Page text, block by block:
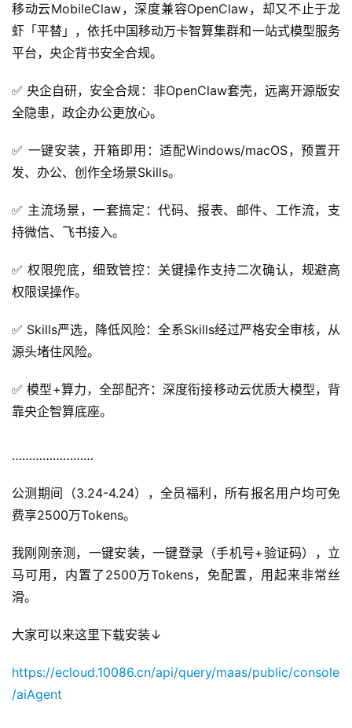
移动云MobileClaw，深度兼容OpenClaw，却又不止于龙
虾「平替」，依托中国移动万卡智算集群和一站式模型服务
平台，央企背书安全合规。
✅ 央企自研，安全合规：非OpenClaw套壳，远离开源版安
全隐患，政企办公更放心。
✅ 一键安装，开箱即用：适配Windows/macOS，预置开
发、办公、创作全场景Skills。
✅ 主流场景，一套搞定：代码、报表、邮件、工作流，支
持微信、飞书接入。
✅ 权限兜底，细致管控：关键操作支持二次确认，规避高
权限误操作。
✅ Skills严选，降低风险：全系Skills经过严格安全审核，从
源头堵住风险。
✅ 模型+算力，全部配齐：深度衔接移动云优质大模型，背
靠央企智算底座。
……………………
公测期间（3.24-4.24），全员福利，所有报名用户均可免
费享2500万Tokens。
我刚刚亲测，一键安装，一键登录（手机号+验证码），立
马可用，内置了2500万Tokens，免配置，用起来非常丝
滑。
大家可以来这里下载安装↓
https://ecloud.10086.cn/api/query/maas/public/console
/aiAgent